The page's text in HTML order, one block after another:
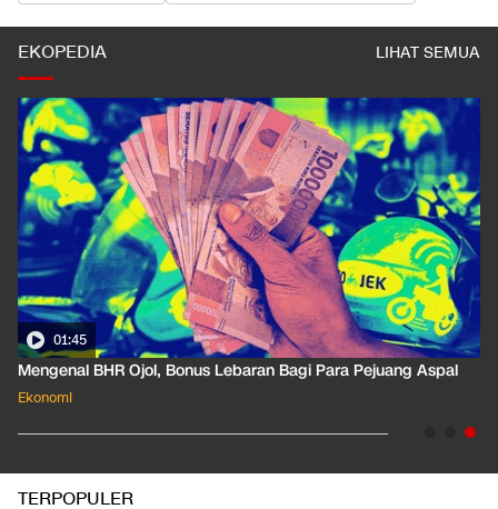
EKOPEDIA LIHAT SEMUA
01:35
Pahami Dampak Kenaikan Suku Bunga Acuan ke Cicilan KPR
Ekonomi
TERPOPULER